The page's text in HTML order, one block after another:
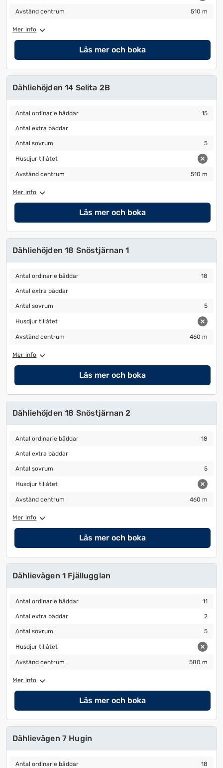
Avstånd centrum
Avstånd centrum 510 m
Mer info
Läs mer och boka
Dähliehöjden 14 Selita 2B
Antal ordinarie bäddar
Antal ordinarie bäddar 15
Antal extra bäddar
Antal extra bäddar
Antal sovrum
Antal sovrum 5
Husdjur tillåtet
Husdjur tillåtet
Avstånd centrum
Avstånd centrum 510 m
Mer info
Läs mer och boka
Dähliehöjden 18 Snöstjärnan 1
Antal ordinarie bäddar
Antal ordinarie bäddar 18
Antal extra bäddar
Antal extra bäddar
Antal sovrum
Antal sovrum 5
Husdjur tillåtet
Husdjur tillåtet
Avstånd centrum
Avstånd centrum 460 m
Mer info
Läs mer och boka
Dähliehöjden 18 Snöstjärnan 2
Antal ordinarie bäddar
Antal ordinarie bäddar 18
Antal extra bäddar
Antal extra bäddar
Antal sovrum
Antal sovrum 5
Husdjur tillåtet
Husdjur tillåtet
Avstånd centrum
Avstånd centrum 460 m
Mer info
Läs mer och boka
Dählievägen 1 Fjällugglan
Antal ordinarie bäddar
Antal ordinarie bäddar 11
Antal extra bäddar
Antal extra bäddar 2
Antal sovrum
Antal sovrum 5
Husdjur tillåtet
Husdjur tillåtet
Avstånd centrum
Avstånd centrum 580 m
Mer info
Läs mer och boka
Dählievägen 7 Hugin
Antal ordinarie bäddar
Antal ordinarie bäddar 18